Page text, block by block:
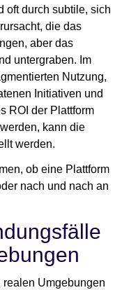
oft durch subtile, sich
die das
aber das
untergraben. Im
Nutzung,
Initiativen und
ROI der Plattform
kann die
werden.
ob eine Plattform
nach und nach an
Umgebungen